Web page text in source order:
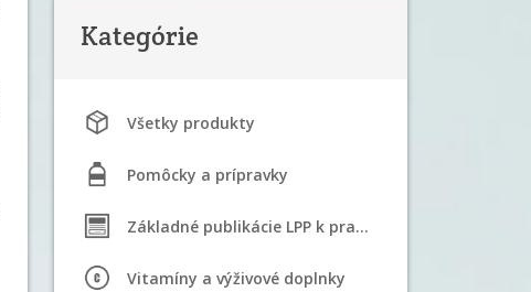
Kategórie
Všetky produkty
Pomôcky a prípravky
Základné publikácie LPP k praktizovaniu STM
Vitamíny a výživové doplnky